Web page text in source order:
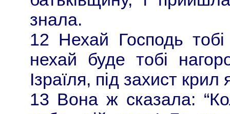
знала.
12 Нехай Господь тобі
нехай буде тобі
Ізраїля, під захист крил
13 Вона ж сказала: